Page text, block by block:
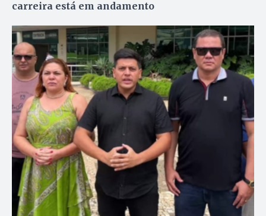
carreira está em andamento